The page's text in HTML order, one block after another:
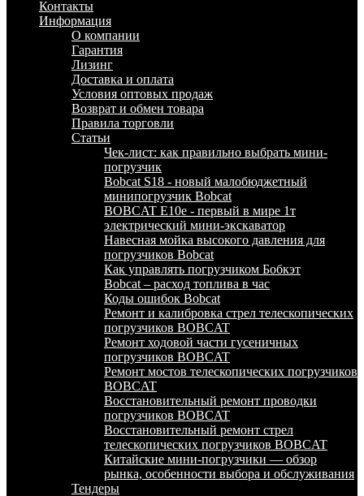
Контакты
Информация
О компании
Гарантия
Лизинг
Доставка и оплата
Условия оптовых продаж
Возврат и обмен товара
Правила торговли
Статьи
Чек-лист: как правильно выбрать мини-
погрузчик
Bobcat S18 - новый малобюджетный
минипогрузчик Bobcat
BOBCAT E10e - первый в мире 1т
электрический мини-экскаватор
Навесная мойка высокого давления для
погрузчиков Bobcat
Как управлять погрузчиком Бобкэт
Bobcat – расход топлива в час
Коды ошибок Bobcat
Ремонт и калибровка стрел телескопических
погрузчиков BOBCAT
Ремонт ходовой части гусеничных
погрузчиков BOBCAT
Ремонт мостов телескопических погрузчиков
BOBCAT
Восстановительный ремонт проводки
погрузчиков BOBCAT
Восстановительный ремонт стрел
телескопических погрузчиков BOBCAT
Китайские мини-погрузчики — обзор
рынка, особенности выбора и обслуживания
Тендеры